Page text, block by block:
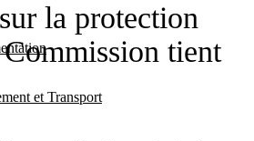
et Transport
la protection
tient